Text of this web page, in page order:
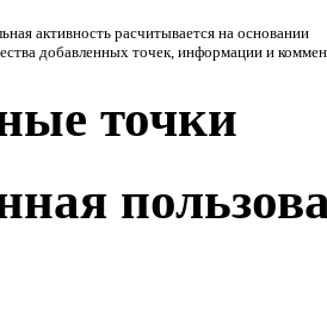
активность расчитывается на основании
добавленных точек, информации и
точки